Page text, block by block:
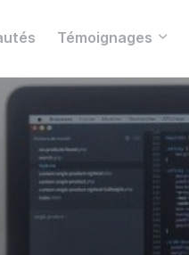
Témoignages